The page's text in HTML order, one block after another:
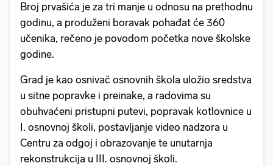
Broj prvašića je za tri manje u odnosu na prethodnu
godinu, a produženi boravak pohađat će 360
učenika, rečeno je povodom početka nove školske
godine.
Grad je kao osnivač osnovnih škola uložio sredstva
u sitne popravke i preinake, a radovima su
obuhvaćeni pristupni putevi, popravak kotlovnice u
I. osnovnoj školi, postavljanje video nadzora u
Centru za odgoj i obrazovanje te unutarnja
rekonstrukcija u III. osnovnoj školi.